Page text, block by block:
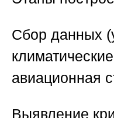
Сбор данных
авиационная
Выявление